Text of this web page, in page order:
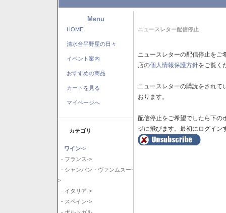
Menu
HOME
清水台平野屋の日々
イベント案内
おすすめの商品
カートを見る
マイページへ
カテゴリ
ワイン->
- フランス->
- シャンパン・ヴァンムスー-
>
- イタリア->
- スペイン->
ニュースレター配信停止
ニュースレターの配信停止を
店の個人情報保護方針をご覧く
ニュースレターの購読をされ
おります。
配信停止をご希望でしたら下の
ジに飛びます。最初にログイン